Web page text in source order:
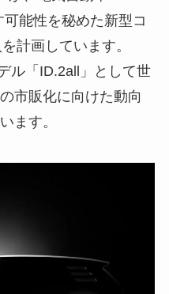
可能性を秘めた新型コ
計画しています。
ル「ID.2all」として世
市販化に向けた動向
ます。